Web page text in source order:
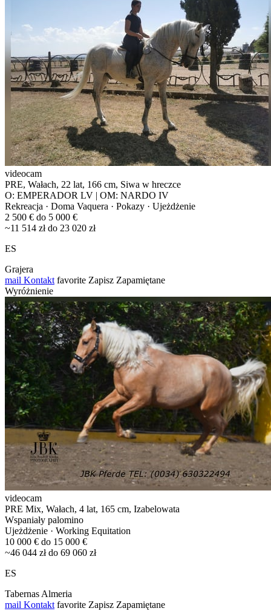
videocam
PRE, Wałach, 22 lat, 166 cm, Siwa w hreczce
O: EMPERADOR LV | OM: NARDO IV
Rekreacja · Doma Vaquera · Pokazy · Ujeżdżenie
2 500 € do 5 000 €
~11 514 zł do 23 020 zł
ES
Grajera
mail Kontakt favorite Zapisz Zapamiętane
Wyróżnienie
videocam
PRE Mix, Wałach, 4 lat, 165 cm, Izabelowata
Wspaniały palomino
Ujeżdżenie · Working Equitation
10 000 € do 15 000 €
~46 044 zł do 69 060 zł
ES
Tabernas Almeria
mail Kontakt favorite Zapisz Zapamiętane